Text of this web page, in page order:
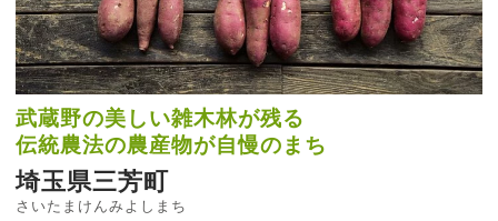
武蔵野の美しい雑木林が残る
伝統農法の農産物が自慢のまち
埼玉県三芳町
さいたまけんみよしまち